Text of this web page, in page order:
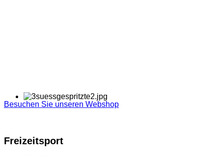
Besuchen Sie unseren Webshop
Freizeitsport